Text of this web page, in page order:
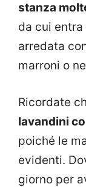
stanza
da cui
arredata
marroni o
Ricordate
lavandini
poiché le
evidenti.
giorno per